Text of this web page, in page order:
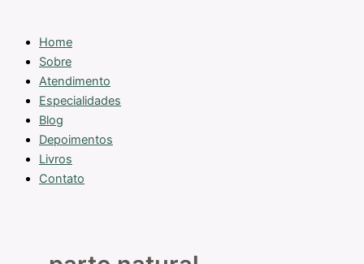
Home
Sobre
Atendimento
Especialidades
Blog
Depoimentos
Livros
Contato